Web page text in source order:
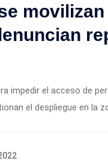
impedir el acceso de
el despliegue en la